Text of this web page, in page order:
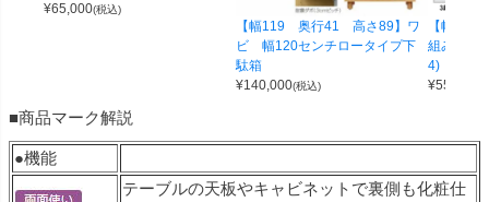
¥65,000(税込)
【幅119 奥行41 高さ89】ワ
ビ 幅120センチロータイプ下
駄箱
¥140,000(税込)
【幅100
組み合わ
4)
¥55,000
■商品マーク解説
●機能
テーブルの天板やキャビネットで裏側も化粧仕